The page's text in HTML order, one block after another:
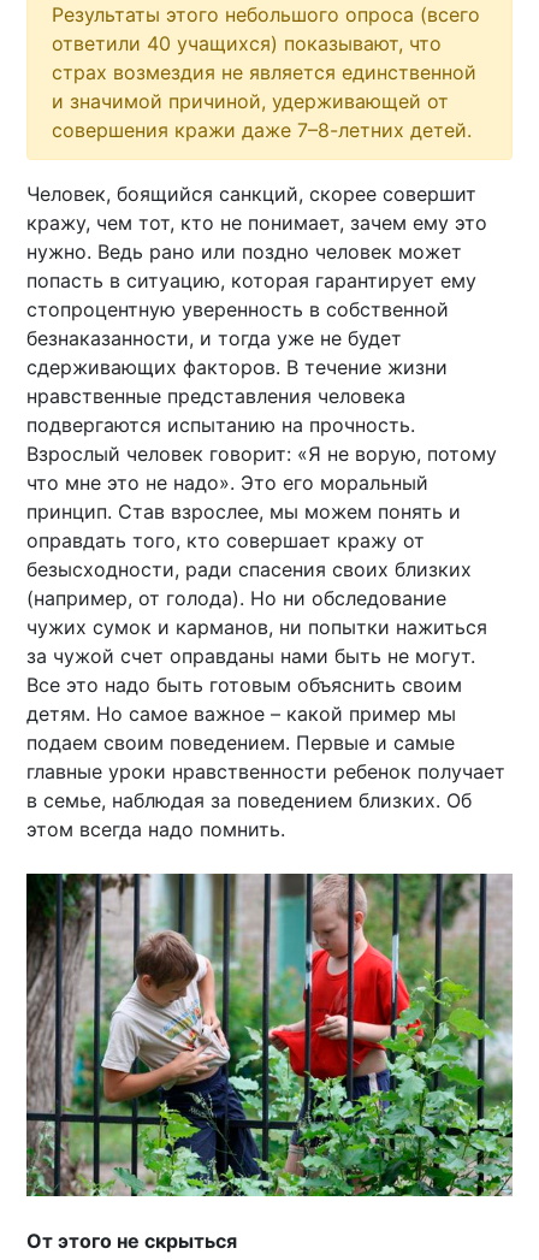
Результаты этого небольшого опроса (всего
ответили 40 учащихся) показывают, что
страх возмездия не является единственной
и значимой причиной, удерживающей от
совершения кражи даже 7–8-летних детей.
Человек, боящийся санкций, скорее совершит
кражу, чем тот, кто не понимает, зачем ему это
нужно. Ведь рано или поздно человек может
попасть в ситуацию, которая гарантирует ему
стопроцентную уверенность в собственной
безнаказанности, и тогда уже не будет
сдерживающих факторов. В течение жизни
нравственные представления человека
подвергаются испытанию на прочность.
Взрослый человек говорит: «Я не ворую, потому
что мне это не надо». Это его моральный
принцип. Став взрослее, мы можем понять и
оправдать того, кто совершает кражу от
безысходности, ради спасения своих близких
(например, от голода). Но ни обследование
чужих сумок и карманов, ни попытки нажиться
за чужой счет оправданы нами быть не могут.
Все это надо быть готовым объяснить своим
детям. Но самое важное – какой пример мы
подаем своим поведением. Первые и самые
главные уроки нравственности ребенок получает
в семье, наблюдая за поведением близких. Об
этом всегда надо помнить.
От этого не скрыться